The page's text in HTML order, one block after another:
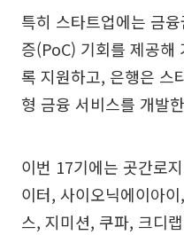
특히 스타트업에는 금
증(PoC) 기회를 제공해
록 지원하고, 은행은 스
형 금융 서비스를 개발
이번 17기에는 곳간로
이터, 사이오닉에이아
스, 지미션, 쿠파, 크디